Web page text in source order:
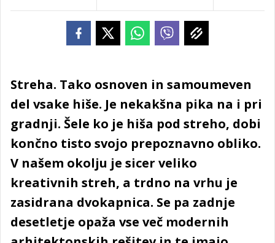
Streha. Tako osnoven in samoumeven
del vsake hiše. Je nekakšna pika na i pri
gradnji. Šele ko je hiša pod streho, dobi
končno tisto svojo prepoznavno obliko.
V našem okolju je sicer veliko
kreativnih streh, a trdno na vrhu je
zasidrana dvokapnica. Se pa zadnje
desetletje opaža vse več modernih